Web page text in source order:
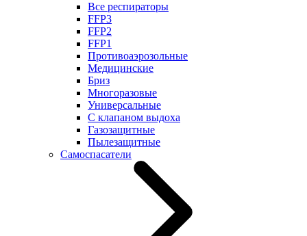
Все респираторы
FFP3
FFP2
FFP1
Противоаэрозольные
Медицинские
Бриз
Многоразовые
Универсальные
С клапаном выдоха
Газозащитные
Пылезащитные
Самоспасатели